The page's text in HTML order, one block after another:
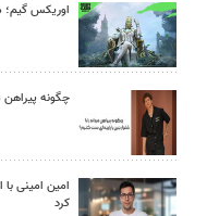
اوریکس گیم؛
چگونه پیراهن
امین امینی
کرد